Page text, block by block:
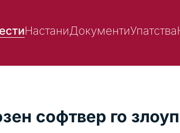
НастаниДокументиУпатства
софтвер го